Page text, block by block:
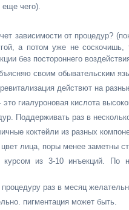
еще чего).
зависимости от процедур?
а потом уже не соскочишь,
без постороннего
своим обывательским
действют на
это гиалуроновая кислота
Поддерживать раз в
коктейли из разных
лица, поры менее заметны
из 3-10 инъекций. По
раз в месяц
пигментация может быть.